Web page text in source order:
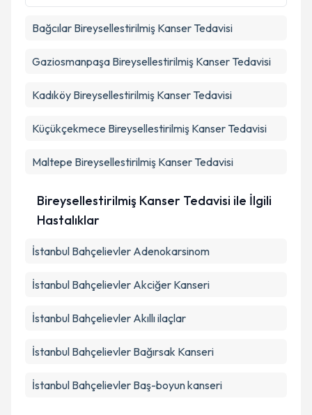
Takvim Talebini Gönder
Bağcılar Bireysellestirilmiş Kanser Tedavisi
Gaziosmanpaşa Bireysellestirilmiş Kanser Tedavisi
Kadıköy Bireysellestirilmiş Kanser Tedavisi
Küçükçekmece Bireysellestirilmiş Kanser Tedavisi
Maltepe Bireysellestirilmiş Kanser Tedavisi
Bireysellestirilmiş Kanser Tedavisi ile İlgili
Hastalıklar
İstanbul Bahçelievler Adenokarsinom
İstanbul Bahçelievler Akciğer Kanseri
İstanbul Bahçelievler Akıllı ilaçlar
İstanbul Bahçelievler Bağırsak Kanseri
İstanbul Bahçelievler Baş-boyun kanseri